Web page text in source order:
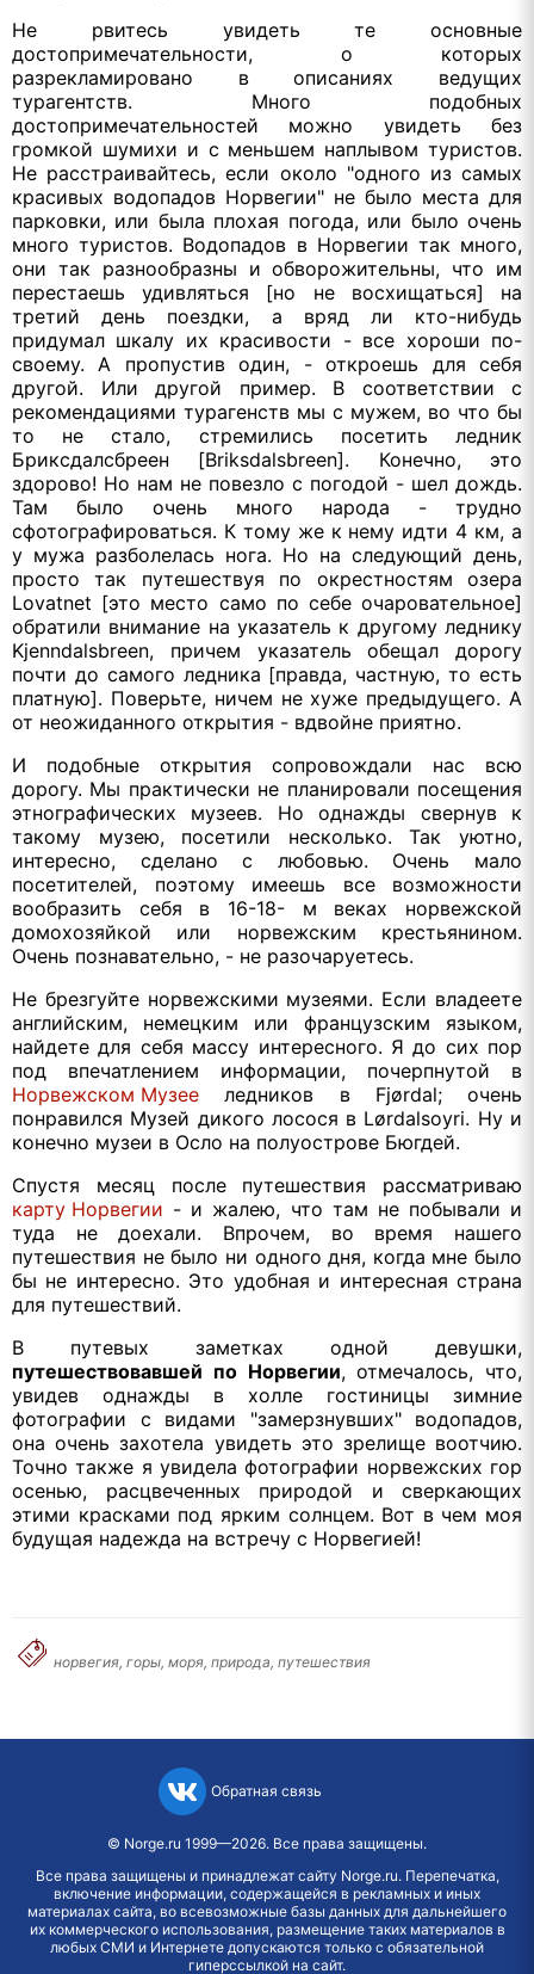
Не рвитесь увидеть те основные
достопримечательности, о которых
разрекламировано в описаниях ведущих
турагентств. Много подобных
достопримечательностей можно увидеть без
громкой шумихи и с меньшем наплывом туристов.
Не расстраивайтесь, если около "одного из самых
красивых водопадов Норвегии" не было места для
парковки, или была плохая погода, или было очень
много туристов. Водопадов в Норвегии так много,
они так разнообразны и обворожительны, что им
перестаешь удивляться [но не восхищаться] на
третий день поездки, а вряд ли кто-нибудь
придумал шкалу их красивости - все хороши по-
своему. А пропустив один, - откроешь для себя
другой. Или другой пример. В соответствии с
рекомендациями турагенств мы с мужем, во что бы
то не стало, стремились посетить ледник
Бриксдалсбреен [Briksdalsbreen]. Конечно, это
здорово! Но нам не повезло с погодой - шел дождь.
Там было очень много народа - трудно
сфотографироваться. К тому же к нему идти 4 км, а
у мужа разболелась нога. Но на следующий день,
просто так путешествуя по окрестностям озера
Lovatnet [это место само по себе очаровательное]
обратили внимание на указатель к другому леднику
Kjenndalsbreen, причем указатель обещал дорогу
почти до самого ледника [правда, частную, то есть
платную]. Поверьте, ничем не хуже предыдущего. А
от неожиданного открытия - вдвойне приятно.
И подобные открытия сопровождали нас всю
дорогу. Мы практически не планировали посещения
этнографических музеев. Но однажды свернув к
такому музею, посетили несколько. Так уютно,
интересно, сделано с любовью. Очень мало
посетителей, поэтому имеешь все возможности
вообразить себя в 16-18- м веках норвежской
домохозяйкой или норвежским крестьянином.
Очень познавательно, - не разочаруетесь.
Не брезгуйте норвежскими музеями. Если владеете
английским, немецким или французским языком,
найдете для себя массу интересного. Я до сих пор
под впечатлением информации, почерпнутой в
Норвежском Музее ледников в Fjørdal; очень
понравился Музей дикого лосося в Lørdalsoyri. Ну и
конечно музеи в Осло на полуострове Бюгдей.
Спустя месяц после путешествия рассматриваю
карту Норвегии - и жалею, что там не побывали и
туда не доехали. Впрочем, во время нашего
путешествия не было ни одного дня, когда мне было
бы не интересно. Это удобная и интересная страна
для путешествий.
В путевых заметках одной девушки,
путешествовавшей по Норвегии, отмечалось, что,
увидев однажды в холле гостиницы зимние
фотографии с видами "замерзнувших" водопадов,
она очень захотела увидеть это зрелище воотчию.
Точно также я увидела фотографии норвежских гор
осенью, расцвеченных природой и сверкающих
этими красками под ярким солнцем. Вот в чем моя
будущая надежда на встречу с Норвегией!
норвегия, горы, моря, природа, путешествия
Обратная связь
© Norge.ru 1999—2026. Все права защищены.
Все права защищены и принадлежат сайту Norge.ru. Перепечатка,
включение информации, содержащейся в рекламных и иных
материалах сайта, во всевозможные базы данных для дальнейшего
их коммерческого использования, размещение таких материалов в
любых СМИ и Интернете допускаются только с обязательной
гиперссылкой на сайт.